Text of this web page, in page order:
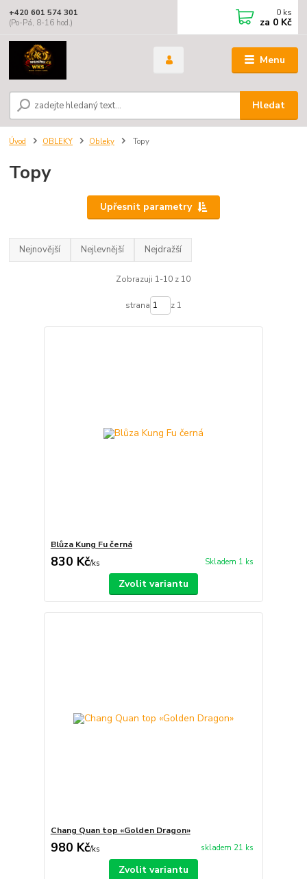
Menu
Hledat
+420 601 574 301
(Po-Pá, 8-16 hod.)
0 ks
za 0 Kč
Úvod OBLEKY Obleky Topy
Topy
Upřesnit parametry
Nejnovější Nejlevnější Nejdražší
Zobrazuji 1-10 z 10
strana z 1
Blůza Kung Fu černá
830 Kč/ks Skladem 1 ks
Zvolit variantu
Chang Quan top «Golden Dragon»
980 Kč/ks skladem 21 ks
Zvolit variantu